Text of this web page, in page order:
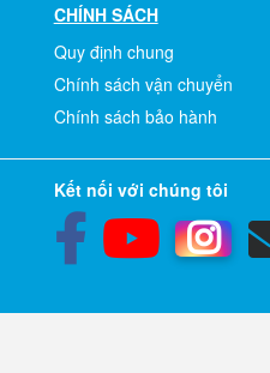
CHÍNH SÁCH
Quy định chung
Chính sách vận chuyển
Chính sách bảo hành
Kết nối với chúng tôi